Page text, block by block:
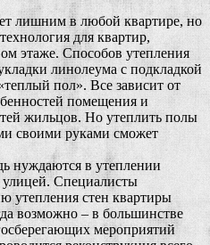
лишним в любой квартире, но
для квартир,
этаже. Способов утепления
линолеума с подкладкой
пол». Все зависит от
помещения и
жильцов. Но утеплить полы
своими руками сможет
нуждаются в утеплении
Специалисты
утепления стен квартиры
возможно – в большинстве
мероприятий